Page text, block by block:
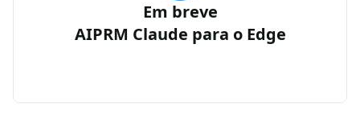
Em breve
AIPRM Claude para o Edge